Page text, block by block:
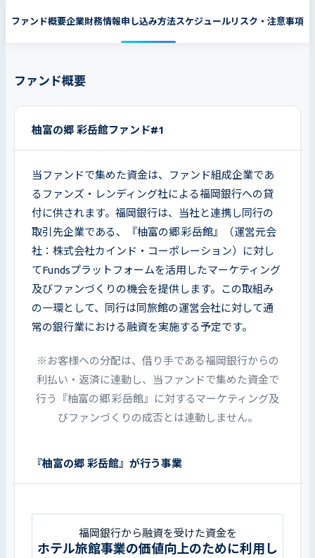
ファンド概要企業財務情報申し込み方法スケジュールリスク・注意事項
ファンド概要
柚富の郷 彩岳館ファンド#1
当ファンドで集めた資金は、ファンド組成企業であ
るファンズ・レンディング社による福岡銀行への貸
付に供されます。福岡銀行は、当社と連携し同行の
取引先企業である、『柚富の郷 彩岳館』（運営元会
社：株式会社カインド・コーポレーション）に対し
てFundsプラットフォームを活用したマーケティング
及びファンづくりの機会を提供します。この取組み
の一環として、同行は同旅館の運営会社に対して通
常の銀行業における融資を実施する予定です。
※お客様への分配は、借り手である福岡銀行からの
利払い・返済に連動し、当ファンドで集めた資金で
行う『柚富の郷 彩岳館』に対するマーケティング及
びファンづくりの成否とは連動しません。
『柚富の郷 彩岳館』が行う事業
福岡銀行から融資を受けた資金を
ホテル旅館事業の価値向上のために利用し